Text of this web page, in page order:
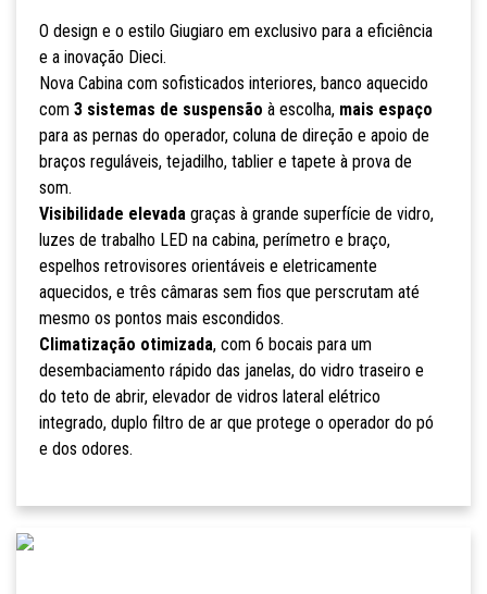
O design e o estilo Giugiaro em exclusivo para a eficiência
e a inovação Dieci.
Nova Cabina com sofisticados interiores, banco aquecido
com 3 sistemas de suspensão à escolha, mais espaço
para as pernas do operador, coluna de direção e apoio de
braços reguláveis, tejadilho, tablier e tapete à prova de
som.
Visibilidade elevadagraças à grande superfície de vidro,
luzes de trabalho LED na cabina, perímetro e braço,
espelhos retrovisores orientáveis e eletricamente
aquecidos, e três câmaras sem fios que perscrutam até
mesmo os pontos mais escondidos.
Climatização otimizada, com 6 bocais para um
desembaciamento rápido das janelas, do vidro traseiro e
do teto de abrir, elevador de vidros lateral elétrico
integrado, duplo filtro de ar que protege o operador do pó
e dos odores.